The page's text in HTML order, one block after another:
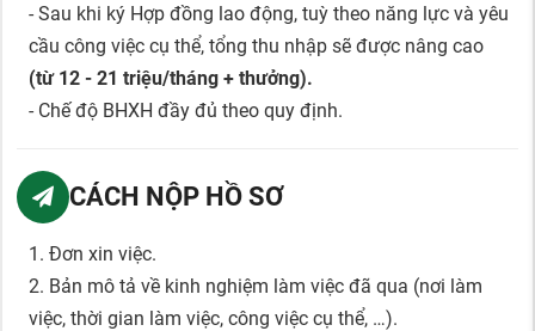
- Sau khi ký Hợp đồng lao động, tuỳ theo năng lực và yêu
cầu công việc cụ thể, tổng thu nhập sẽ được nâng cao
(từ 12 - 21 triệu/tháng + thưởng).
- Chế độ BHXH đầy đủ theo quy định.
CÁCH NỘP HỒ SƠ
1. Đơn xin việc.
2. Bản mô tả về kinh nghiệm làm việc đã qua (nơi làm
việc, thời gian làm việc, công việc cụ thể, …).